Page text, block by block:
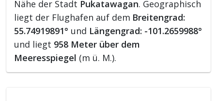
Nähe der Stadt Pukatawagan. Geographisch
liegt der Flughafen auf dem Breitengrad:
55.74919891° und Längengrad: -101.2659988°
und liegt 958 Meter über dem
Meeresspiegel (m ü. M.).